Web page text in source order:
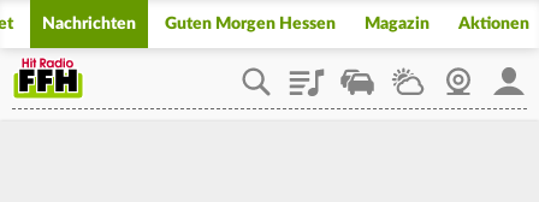
Nachrichten Guten Morgen Hessen Magazin Aktionen
PlaylistStaupilotWetterWebcam